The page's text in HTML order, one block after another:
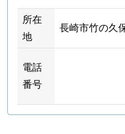
所在
地
長崎市竹の久
電話
番号